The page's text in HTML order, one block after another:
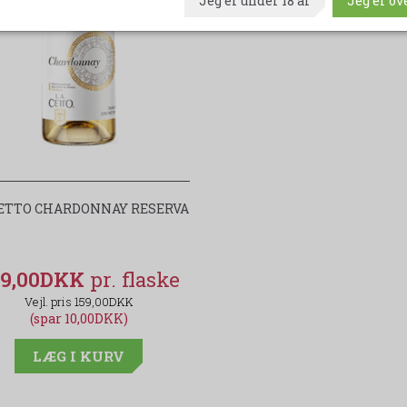
CHARDONNAY RESERVA
159,00DKK
(spar 10,00DKK)
LÆG I KURV